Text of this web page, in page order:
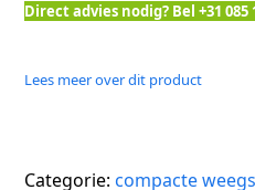
Direct advies nodig? Bel +31 085
Lees meer over dit product
Categorie: compacte